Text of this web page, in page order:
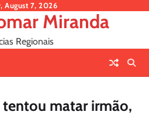
August 7, 2026
Miranda
Regionais
tentou matar irmão,